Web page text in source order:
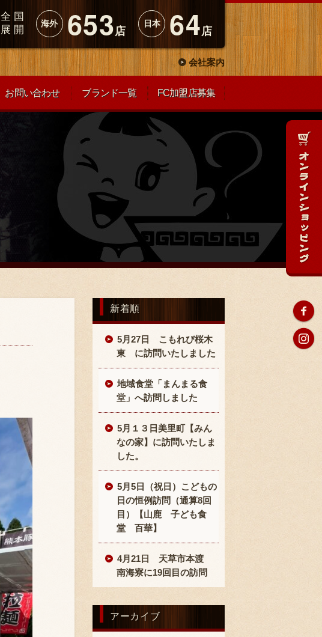
全国
展開
海外 653店
日本 64店
会社案内
お問い合わせ ブランド一覧 FC加盟店募集
新着順
5月27日 こもれび桜木
東 に訪問いたしました
地域食堂「まんまる食
堂」へ訪問しました
5月１３日美里町【みん
なの家】に訪問いたしま
した。
5月5日（祝日）こどもの
日の恒例訪問（通算8回
目）【山鹿 子ども食
堂 百華】
4月21日 天草市本渡
南海寮に19回目の訪問
アーカイブ